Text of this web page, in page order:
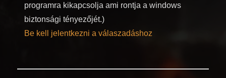
programra kikapcsolja ami rontja a windows
biztonsági tényezőjét.)
Be kell jelentkezni a válaszadáshoz